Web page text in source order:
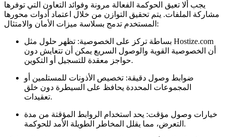
يجب ألا تعيق الحوكمة الفعالة مرونة وفوائد التعاون التي توفرها
مشاركة الملفات. يتم تحقيق التوازن من خلال اعتماد أدوات محورها
المستخدم تدمج بسلاسة ميزات الأمان والامتثال:
بساطة تركز على الخصوصية: تظهر حلول مثل Hostize.com
أن الخصوصية القوية والوصول السريع يمكن أن تتعايش دون
حواجز معقدة للتسجيل أو التكوين.
ضوابط وصول دقيقة: تخصيص الأذونات للمستلمين أو
المجموعات المحددة يحافظ على السيطرة دون خلق
تعقيدات.
خيارات وصول مؤقت: يحد استخدام الروابط المؤقتة من مدة
التعرض، مما يقلل المخاطر الطويلة الأمد للحوكمة.